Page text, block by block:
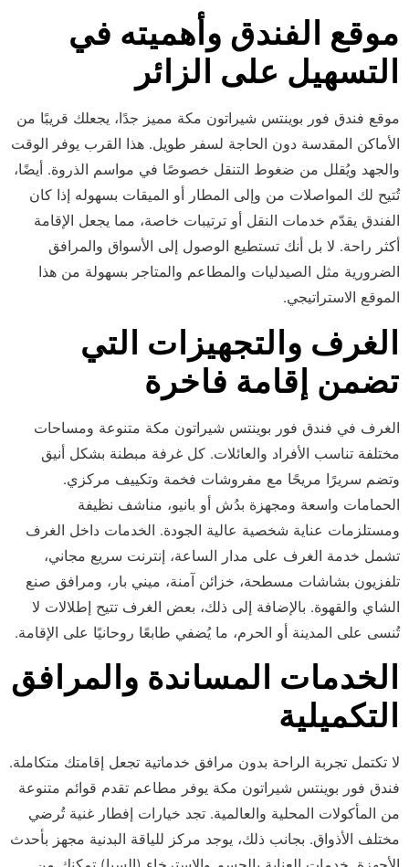
موقع الفندق وأهميته في
التسهيل على الزائر
موقع فندق فور بوينتس شيراتون مكة مميز جدًا، يجعلك قريبًا من
الأماكن المقدسة دون الحاجة لسفر طويل. هذا القرب يوفر الوقت
والجهد ويُقلل من ضغوط التنقل خصوصًا في مواسم الذروة. أيضًا،
تُتيح لك المواصلات من وإلى المطار أو الميقات بسهوله إذا كان
الفندق يقدّم خدمات النقل أو ترتيبات خاصة، مما يجعل الإقامة
أكثر راحة. لا بل أنك تستطيع الوصول إلى الأسواق والمرافق
الضرورية مثل الصيدليات والمطاعم والمتاجر بسهولة من هذا
الموقع الاستراتيجي.
الغرف والتجهيزات التي
تضمن إقامة فاخرة
الغرف في فندق فور بوينتس شيراتون مكة متنوعة ومساحات
مختلفة تناسب الأفراد والعائلات. كل غرفة مبطنة بشكل أنيق
وتضم سريرًا مريحًا مع مفروشات فخمة وتكييف مركزي.
الحمامات واسعة ومجهزة بدُش أو بانيو، مناشف نظيفة
ومستلزمات عناية شخصية عالية الجودة. الخدمات داخل الغرف
تشمل خدمة الغرف على مدار الساعة، إنترنت سريع مجاني،
تلفزيون بشاشات مسطحة، خزائن آمنة، ميني بار، ومرافق صنع
الشاي والقهوة. بالإضافة إلى ذلك، بعض الغرف تتيح إطلالات لا
تُنسى على المدينة أو الحرم، ما يُضفي طابعًا روحانيًا على الإقامة.
الخدمات المساندة والمرافق
التكميلية
لا تكتمل تجربة الراحة بدون مرافق خدماتية تجعل إقامتك متكاملة.
فندق فور بوينتس شيراتون مكة يوفر مطاعم تقدم قوائم متنوعة
من المأكولات المحلية والعالمية. تجد خيارات إفطار غنية تُرضي
مختلف الأذواق. بجانب ذلك، يوجد مركز للياقة البدنية مجهز بأحدث